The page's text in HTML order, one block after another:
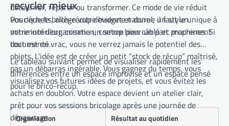
détourner, réparer ou transformer. Ce mode de vie réduit
vos déchets, allège votre budget et donne un style unique à
votre intérieur, comme un setup bien câblé et proprement
documenté.
recycler mieux
Pour que le brico-récup devienne naturel, il faut un
minimum d’organisation, comme pour un parc machines. Si
tout est en vrac, vous ne verrez jamais le potentiel des
objets. L’idée est de créer un petit “stock de récup” maîtrisé,
pas un débarras ingérable. Vous gagnez du temps, vous
visualisez vos futures idées de projets, et vous évitez les
achats en doublon. Votre espace devient un atelier clair,
prêt pour vos sessions bricolage après une journée de
dépannage.
Le tableau suivant permet de visualiser rapidement les
différences entre un espace improvisé et un espace pensé
pour le brico-récup.
Organisation
Résultat au quotidien